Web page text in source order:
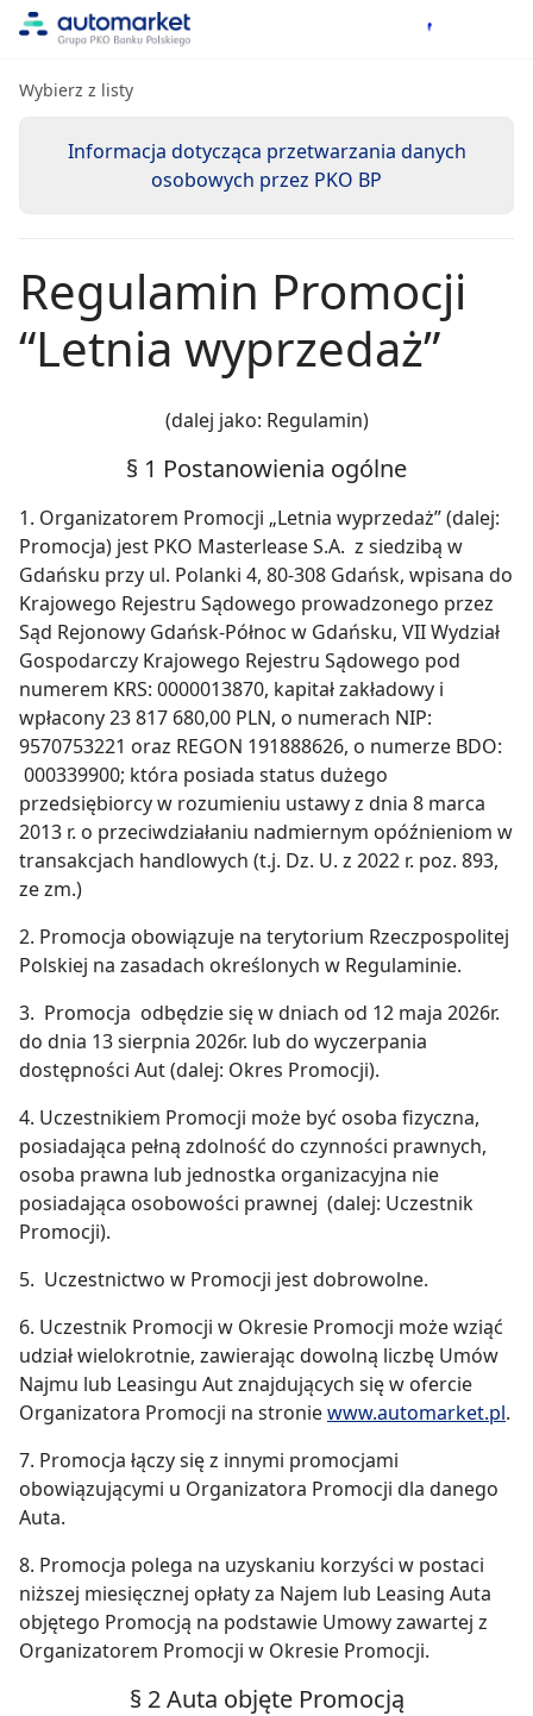
Wybierz z listy
Informacja dotycząca przetwarzania danych
osobowych przez PKO BP
Regulamin Promocji
“Letnia wyprzedaż”
(dalej jako: Regulamin)
§ 1 Postanowienia ogólne
1. Organizatorem Promocji „Letnia wyprzedaż” (dalej:
Promocja) jest PKO Masterlease S.A. z siedzibą w
Gdańsku przy ul. Polanki 4, 80-308 Gdańsk, wpisana do
Krajowego Rejestru Sądowego prowadzonego przez
Sąd Rejonowy Gdańsk-Północ w Gdańsku, VII Wydział
Gospodarczy Krajowego Rejestru Sądowego pod
numerem KRS: 0000013870, kapitał zakładowy i
wpłacony 23 817 680,00 PLN, o numerach NIP:
9570753221 oraz REGON 191888626, o numerze BDO:
000339900; która posiada status dużego
przedsiębiorcy w rozumieniu ustawy z dnia 8 marca
2013 r. o przeciwdziałaniu nadmiernym opóźnieniom w
transakcjach handlowych (t.j. Dz. U. z 2022 r. poz. 893,
ze zm.)
2. Promocja obowiązuje na terytorium Rzeczpospolitej
Polskiej na zasadach określonych w Regulaminie.
3. Promocja odbędzie się w dniach od 12 maja 2026r.
do dnia 13 sierpnia 2026r. lub do wyczerpania
dostępności Aut (dalej: Okres Promocji).
4. Uczestnikiem Promocji może być osoba fizyczna,
posiadająca pełną zdolność do czynności prawnych,
osoba prawna lub jednostka organizacyjna nie
posiadająca osobowości prawnej (dalej: Uczestnik
Promocji).
5. Uczestnictwo w Promocji jest dobrowolne.
6. Uczestnik Promocji w Okresie Promocji może wziąć
udział wielokrotnie, zawierając dowolną liczbę Umów
Najmu lub Leasingu Aut znajdujących się w ofercie
Organizatora Promocji na stroniewww.automarket.pl.
7. Promocja łączy się z innymi promocjami
obowiązującymi u Organizatora Promocji dla danego
Auta.
8. Promocja polega na uzyskaniu korzyści w postaci
niższej miesięcznej opłaty za Najem lub Leasing Auta
objętego Promocją na podstawie Umowy zawartej z
Organizatorem Promocji w Okresie Promocji.
§ 2 Auta objęte Promocją